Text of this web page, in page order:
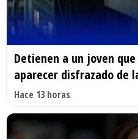
Detienen a un joven
aparecer disfrazado de
Hace 13 horas